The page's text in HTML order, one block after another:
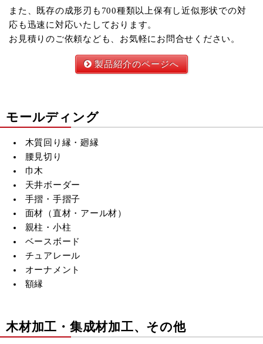
また、既存の成形刃も700種類以上保有し近似形状での対
応も迅速に対応いたしております。
お見積りのご依頼なども、お気軽にお問合せください。
製品紹介のページへ
モールディング
木質回り縁・廻縁
腰見切り
巾木
天井ボーダー
手摺・手摺子
面材（直材・アール材）
親柱・小柱
ベースボード
チュアレール
オーナメント
額縁
木材加工・集成材加工、その他